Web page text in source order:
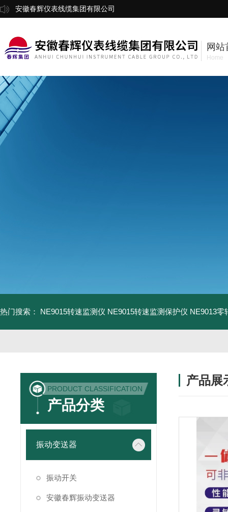
安徽春辉仪表线缆集团有限公司
网站
Home
热门搜索： NE9015转速监测仪 NE9015转速监测保护仪 NE9013零
PRODUCT CLASSIFICATION
产品分类
振动变送器
振动开关
安徽春辉振动变送器
产品展